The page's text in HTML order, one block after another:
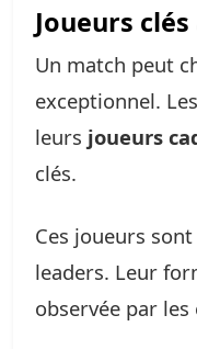
Joueurs
Un match peut
exceptionnel.
leurs joueurs
clés.
Ces joueurs
leaders. Leur
observée par